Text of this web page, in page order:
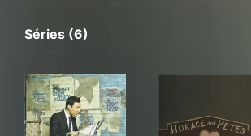
Séries (6)